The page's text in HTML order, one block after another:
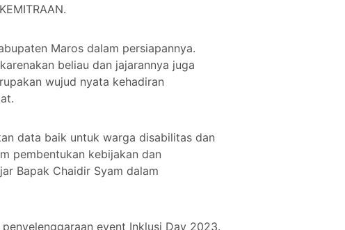
Maros dalam persiapannya.
beliau dan jajarannya juga
wujud nyata kehadiran
data baik untuk warga disabilitas dan
pembentukan kebijakan dan
Bapak Chaidir Syam dalam
event Inklusi Day 2023.